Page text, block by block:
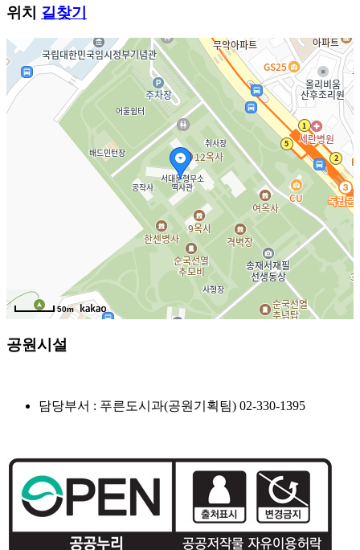
위치 길찾기
50m
공원시설
담당부서 : 푸른도시과(공원기획팀) 02-330-1395